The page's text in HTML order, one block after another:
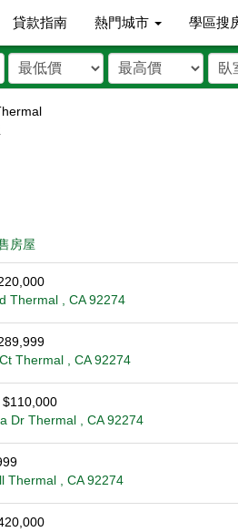
貸款指南 熱門城市 學區搜
房屋
Thermal , CA 92274
Thermal , CA 92274
$110,000
Dr Thermal , CA 92274
Thermal , CA 92274